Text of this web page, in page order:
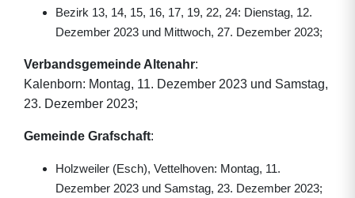
Bezirk 13, 14, 15, 16, 17, 19, 22, 24: Dienstag, 12.
Dezember 2023 und Mittwoch, 27. Dezember 2023;
Verbandsgemeinde Altenahr:
Kalenborn: Montag, 11. Dezember 2023 und Samstag,
23. Dezember 2023;
Gemeinde Grafschaft:
Holzweiler (Esch), Vettelhoven: Montag, 11.
Dezember 2023 und Samstag, 23. Dezember 2023;